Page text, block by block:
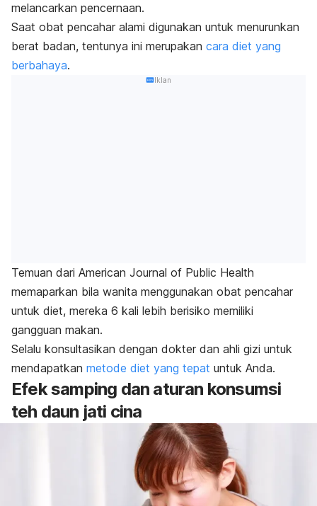
melancarkan pencernaan.
Saat obat pencahar alami digunakan untuk menurunkan
berat badan, tentunya ini merupakan cara diet yang
berbahaya.
Iklan
Temuan dari American Journal of Public Health
memaparkan bila wanita menggunakan obat pencahar
untuk diet, mereka 6 kali lebih berisiko memiliki
gangguan makan.
Selalu konsultasikan dengan dokter dan ahli gizi untuk
mendapatkan metode diet yang tepat untuk Anda.
Efek samping dan aturan konsumsi
teh daun jati cina